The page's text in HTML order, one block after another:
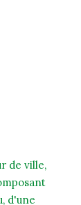
de ville,
d'une